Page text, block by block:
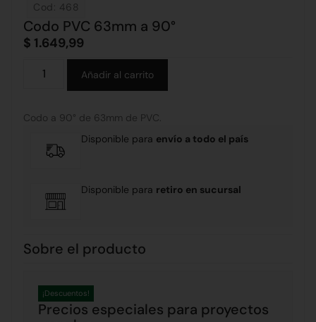
Cod: 468
Codo PVC 63mm a 90°
$ 1.649,99
Añadir al carrito
Codo a 90° de 63mm de PVC.
Disponible para envío a todo el país
Disponible para retiro en sucursal
Sobre el producto
Precios especiales para proyectos
¡Descuentos!